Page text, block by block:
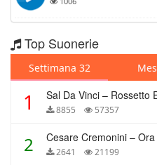
Top Suonerie
Settimana 32
1 8855 57357
2 2641 21199